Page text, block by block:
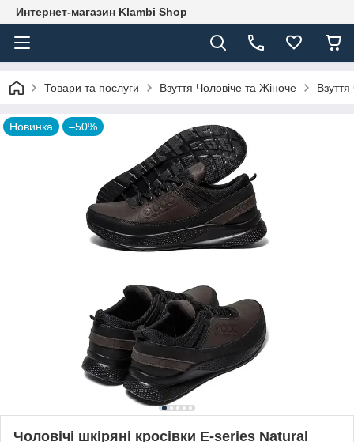
Интернет-магазин Klambi Shop
Товари та послуги Взуття Чоловіче та Жіноче Взуття
Новинка –50%
Чоловічі шкіряні кросівки Е-series Natural